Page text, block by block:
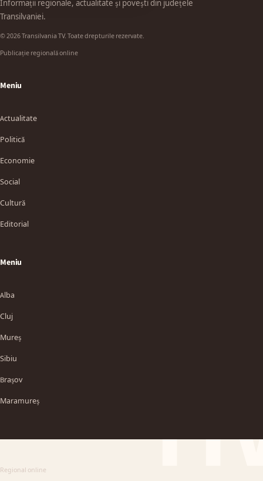
Informații regionale, actualitate și povești din județele
Transilvaniei.
© 2026 Transilvania TV. Toate drepturile rezervate.
Publicație regională online
Meniu
Actualitate
Politică
Economie
Social
Cultură
Editorial
Meniu
Alba
Cluj
Mureș
Sibiu
Brașov
Maramureș
Regional online